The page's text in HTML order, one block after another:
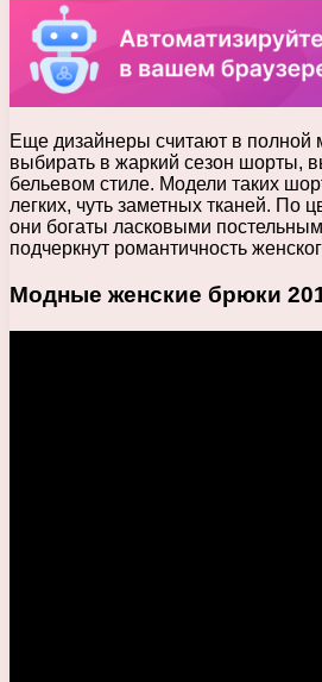
Еще дизайнеры считают в полной
выбирать в жаркий сезон шорты,
бельевом стиле. Модели таких
легких, чуть заметных тканей. По
они богаты ласковыми
подчеркнут романтичность
Модные женские брюки